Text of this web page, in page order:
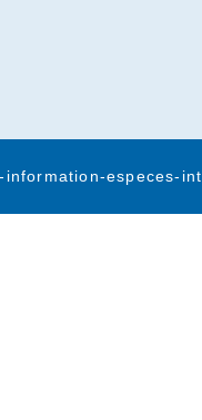
information-especes-